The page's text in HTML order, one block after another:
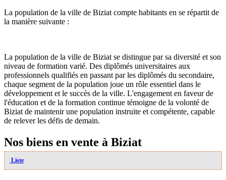
La population de la ville de Biziat compte habitants en se répartit de
la manière suivante :
La population de la ville de Biziat se distingue par sa diversité et son
niveau de formation varié. Des diplômés universitaires aux
professionnels qualifiés en passant par les diplômés du secondaire,
chaque segment de la population joue un rôle essentiel dans le
développement et le succès de la ville. L'engagement en faveur de
l'éducation et de la formation continue témoigne de la volonté de
Biziat de maintenir une population instruite et compétente, capable
de relever les défis de demain.
Nos biens en vente à Biziat
Liste